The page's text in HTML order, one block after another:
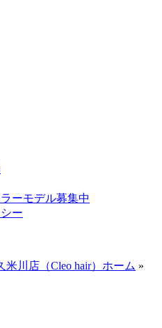
ーモデル募集中
ー
川店（Cleo hair）ホーム »